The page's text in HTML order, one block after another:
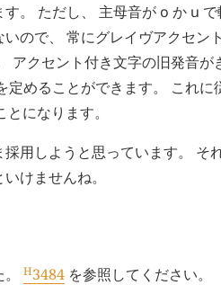
。 ただし、 主母音が o か u
ので、 常にグレイヴアクセン
アクセント付き文字の旧発音
めることができます。 これに
になります。
用しようと思っています。 そ
けませんね。
H3484 を参照してください。